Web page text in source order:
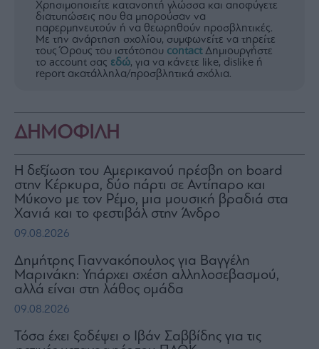
Χρησιμοποιείτε κατανοητή γλώσσα και αποφύγετε
διατυπώσεις που θα μπορούσαν να
παρερμηνευτούν ή να θεωρηθούν προσβλητικές.
Με την ανάρτηση σχολίου, συμφωνείτε να τηρείτε
τους Όρους του ιστότοπου contactΔημιουργήστε
το account σας εδώ, για να κάνετε like, dislike ή
report ακατάλληλα/προσβλητικά σχόλια.
ΔΗΜΟΦΙΛΗ
H δεξίωση του Αμερικανού πρέσβη on board
στην Κέρκυρα, δύο πάρτι σε Αντίπαρο και
Μύκονο με τον Ρέμο, μια μουσική βραδιά στα
Χανιά και το φεστιβάλ στην Άνδρο
09.08.2026
Δημήτρης Γιαννακόπουλος για Βαγγέλη
Μαρινάκη: Υπάρχει σχέση αλληλοσεβασμού,
αλλά είναι στη λάθος ομάδα
09.08.2026
Τόσα έχει ξοδέψει ο Ιβάν Σαββίδης για τις